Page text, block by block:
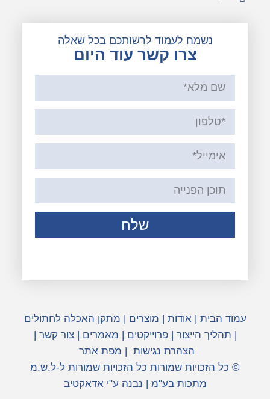
נשמח לעמוד לרשותכם בכל שאלה
צרו קשר עוד היום
שלח
עמוד הבית |אודות מוצרים
מתקן האכלה לחתולים
תהליך הייצור |פרוייקטים מאמרים |צור קשר
הצהרת נגישות
מפת אתר
© כל הזכויות שמורות כל הזכויות שמורות ל-ל.ש.מ
מתכות בע"מ | נבנה ע"י אדאקטיב